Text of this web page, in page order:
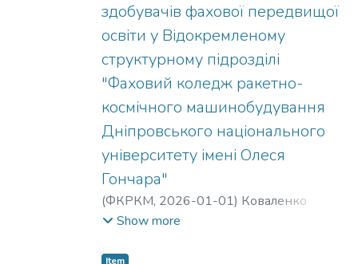
здобувачів фахової передвищої
освіти у Відокремленому
структурному підрозділі
"Фаховий коледж ракетно-
космічного машинобудування
Дніпровського національного
університету імені Олеся
Гончара"
(ФКРКМ, 2026-01-01) Коваленко
Олександр Сергійович
Валерія Олександрівна
Show more
Item